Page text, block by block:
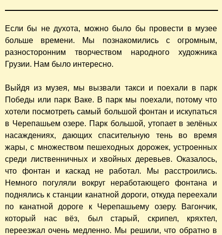
Если бы не духота, можно было бы провести в музее
больше времени. Мы познакомились с огромным,
разносторонним творчеством народного художника
Грузии. Нам было интересно.
Выйдя из музея, мы вызвали такси и поехали в парк
Победы или парк Ваке. В парк мы поехали, потому что
хотели посмотреть самый большой фонтан и искупаться
в Черепашьем озере. Парк большой, утопает в зелёных
насаждениях, дающих спасительную тень во время
жары, с множеством пешеходных дорожек, устроенных
среди лиственничных и хвойных деревьев. Оказалось,
что фонтан и каскад не работал. Мы расстроились.
Немного погуляли вокруг неработающего фонтана и
поднялись к станции канатной дороги, откуда переехали
по канатной дороге к Черепашьему озеру. Вагончик,
который нас вёз, был старый, скрипел, кряхтел,
переезжал очень медленно. Мы решили, что обратно в